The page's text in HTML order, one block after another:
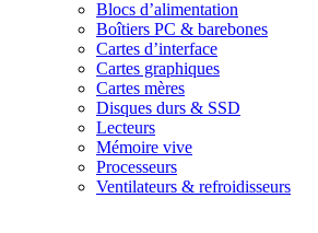
Blocs d’alimentation
Boîtiers PC & barebones
Cartes d’interface
Cartes graphiques
Cartes mères
Disques durs & SSD
Lecteurs
Mémoire vive
Processeurs
Ventilateurs & refroidisseurs